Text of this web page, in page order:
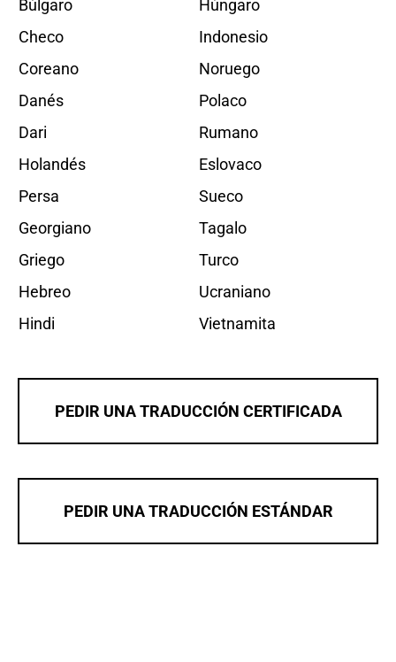
Búlgaro
Checo
Coreano
Danés
Dari
Holandés
Persa
Georgiano
Griego
Hebreo
Hindi
Húngaro
Indonesio
Noruego
Polaco
Rumano
Eslovaco
Sueco
Tagalo
Turco
Ucraniano
Vietnamita
PEDIR UNA TRADUCCIÓN CERTIFICADA
PEDIR UNA TRADUCCIÓN ESTÁNDAR